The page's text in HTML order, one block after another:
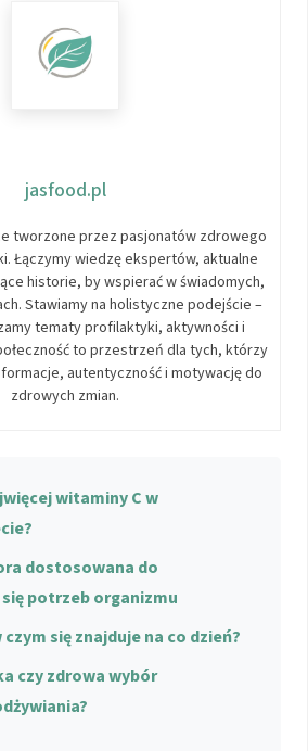
jasfood.pl
tworzone przez pasjonatów zdrowego
Łączymy wiedzę ekspertów, aktualne
historie, by wspierać w świadomych,
Stawiamy na holistyczne podejście –
tematy profilaktyki, aktywności i
to przestrzeń dla tych, którzy
autentyczność i motywację do
zdrowych zmian.
witaminy C w
dostosowana do
potrzeb organizmu
się znajduje na co dzień?
czy zdrowa wybór